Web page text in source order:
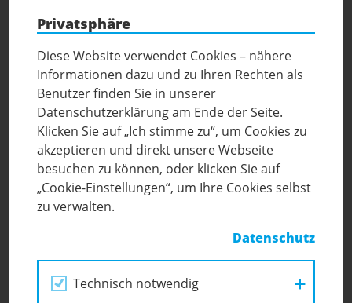
selbst positiv im Lernprozess zu erleben.
Unterrichtsgegenstände an der
Inklusiven FIT-Schule (Allgemein- und
persönlichkeitsbildender Unterricht):
AUB: Arbeit und Beruf mit den Schwerpunkten
Arbeitsorientierungstraining, Berufsorientierung
und Kommunikation
Deutsch
Darstellendes Spiel: Theater und musisch kreatives
Digitale Grundbildung
Privatsphäre
Diese Website verwendet Cookies – nähere
Informationen dazu und zu Ihren Rechten als
Benutzer finden Sie in unserer
Datenschutzerklärung am Ende der Seite.
Klicken Sie auf „Ich stimme zu“, um Cookies zu
akzeptieren und direkt unsere Webseite
besuchen zu können, oder klicken Sie auf
„Cookie-Einstellungen“, um Ihre Cookies selbst
zu verwalten.
Datenschutz
Technisch notwendig